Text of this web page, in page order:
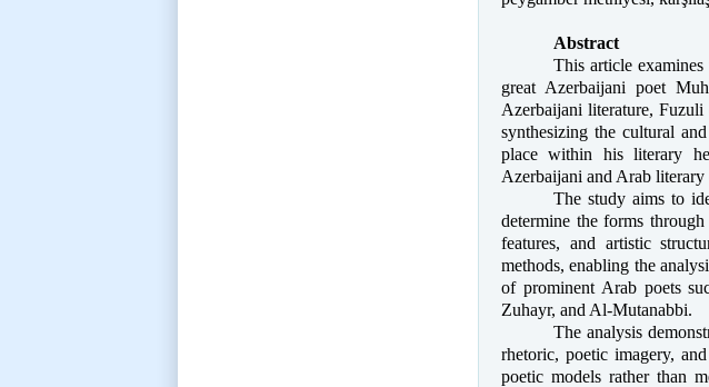
Abstract
This article
great Azerbaijani poet
Azerbaijani literature,
synthesizing the cultural
place within his literary
Azerbaijani and Arab literary
The study aims to
determine the forms
features, and artistic
methods, enabling the
of prominent Arab poets
Zuhayr, and Al-Mutanabbi.
The analysis
rhetoric, poetic imagery,
poetic models rather than